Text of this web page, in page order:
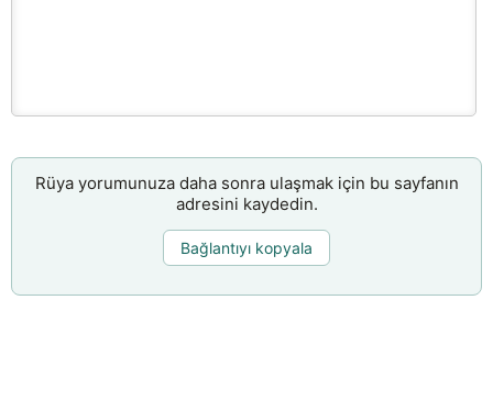
Rüya yorumunuza daha sonra ulaşmak için bu sayfanın
adresini kaydedin.
Bağlantıyı kopyala